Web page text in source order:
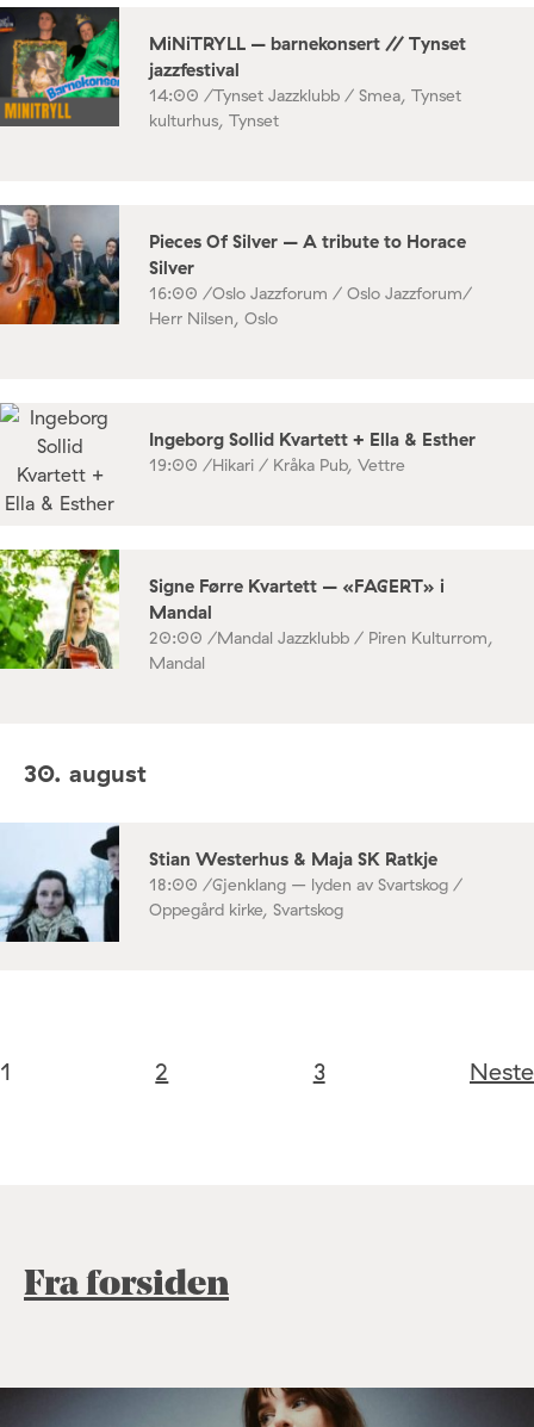
MiNiTRYLL – barnekonsert // Tynset
jazzfestival
14:00 /Tynset Jazzklubb / Smea, Tynset
kulturhus, Tynset
Pieces Of Silver – A tribute to Horace
Silver
16:00 /Oslo Jazzforum / Oslo Jazzforum/
Herr Nilsen, Oslo
Ingeborg Sollid Kvartett + Ella & Esther
19:00 /Hikari / Kråka Pub, Vettre
Signe Førre Kvartett – «FAGERT» i
Mandal
20:00 /Mandal Jazzklubb / Piren Kulturrom,
Mandal
30. august
Stian Westerhus & Maja SK Ratkje
18:00 /Gjenklang – lyden av Svartskog /
Oppegård kirke, Svartskog
1 2 3 Neste
Fra forsiden